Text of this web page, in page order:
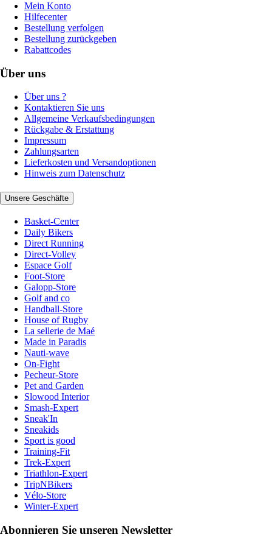
Mein Konto
Hilfecenter
Bestellung verfolgen
Bestellung zurückgeben
Rabattcodes
Über uns
Über uns ?
Kontaktieren Sie uns
Allgemeine Verkaufsbedingungen
Rückgabe & Erstattung
Impressum
Zahlungsarten
Lieferkosten und Versandoptionen
Hinweis zum Datenschutz
Unsere Geschäfte
Basket-Center
Daily Bikers
Direct Running
Direct-Volley
Espace Golf
Foot-Store
Galopp-Store
Golf and co
Handball-Store
House of Rugby
La sellerie de Maé
Made in Paradis
Nauti-wave
On-Fight
Pecheur-Store
Pet and Garden
Slowood Interior
Smash-Expert
Sneak'In
Sneakids
Sport is good
Training-Fit
Trek-Expert
Triathlon-Expert
TripNBikers
Vélo-Store
Winter-Expert
Abonnieren Sie unseren Newsletter